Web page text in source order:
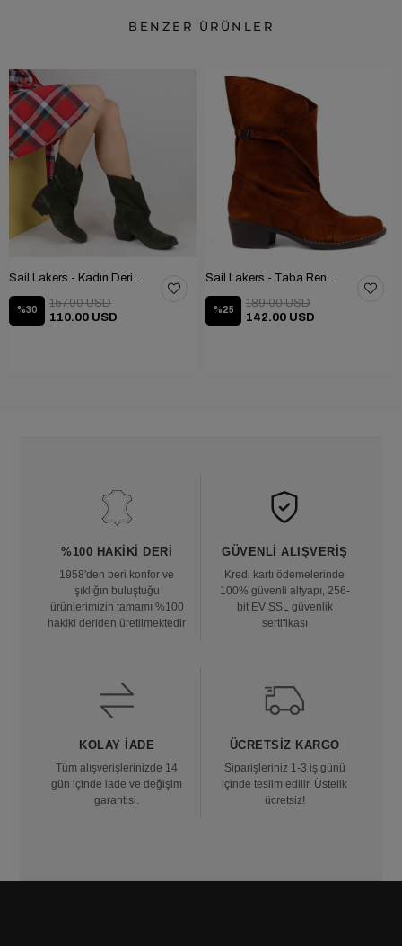
BENZER ÜRÜNLER
%30
110.00 USD
157.00 USD
%25
142.00 USD
189.00 USD
%100 HAKIKI DERI
1958'den beri konfor ve
şıklığın buluştuğu
ürünlerimizin tamamı %100
hakiki deriden üretilmektedir
GÜVENLI ALIŞVERIŞ
Kredi kartı ödemelerinde
100% güvenli altyapı, 256-
bit EV SSL güvenlik
sertifikası
KOLAY İADE
Tüm alışverişlerinizde 14
gün içinde iade ve değişim
garantisi.
ÜCRETSIZ KARGO
Siparişleriniz 1-3 iş günü
içinde teslim edilir. Üstelik
ücretsiz!